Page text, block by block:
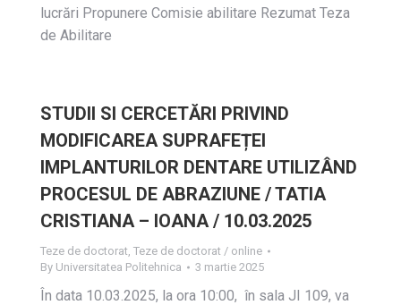
lucrări Propunere Comisie abilitare Rezumat Teza
de Abilitare
STUDII SI CERCETĂRI PRIVIND
MODIFICAREA SUPRAFEȚEI
IMPLANTURILOR DENTARE UTILIZÂND
PROCESUL DE ABRAZIUNE / TATIA
CRISTIANA – IOANA / 10.03.2025
Teze de doctorat, Teze de doctorat / online
By Universitatea Politehnica 3 martie 2025
În data 10.03.2025, la ora 10:00, în sala JI 109, va